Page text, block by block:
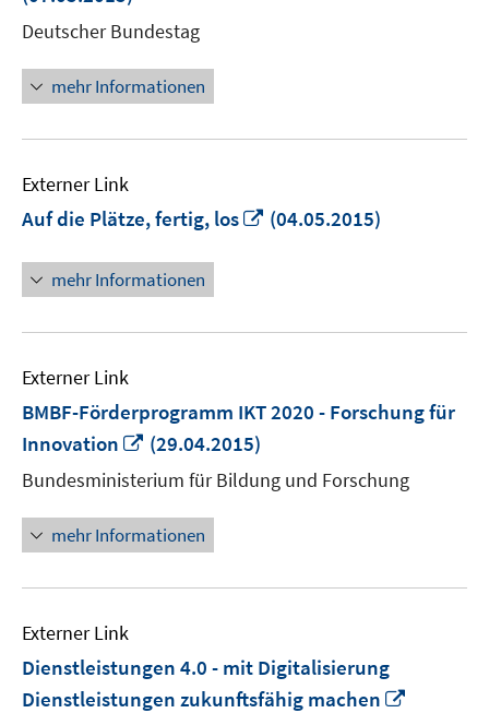
Deutscher Bundestag
mehr Informationen
Externer Link
Auf die Plätze, fertig, los
In
(04.05.2015)
mehr Informationen
Externer Link
BMBF-Förderprogramm IKT 2020 - Forschung für
Innovation
In
neuem
Fenster
öffnen
(29.04.2015)
Bundesministerium für Bildung und Forschung
mehr Informationen
Externer Link
Dienstleistungen 4.0 - mit Digitalisierung
Dienstleistungen zukunftsfähig machen